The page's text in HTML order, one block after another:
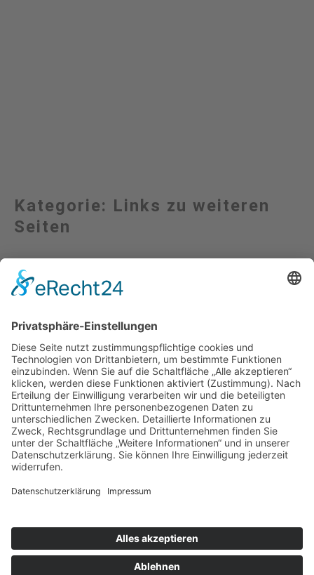
Kategorie: Links zu weiteren
Seiten
Kontakt
Mitgliederbereich
Umsetzung: DOUBLE-A-DESIGN
Suche